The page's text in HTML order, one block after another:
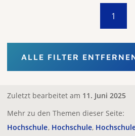
1
ALLE FILTER
Zuletzt bearbeitet am 11. Juni 2025
Mehr zu den Themen dieser Seite:
Hochschule Hochschule